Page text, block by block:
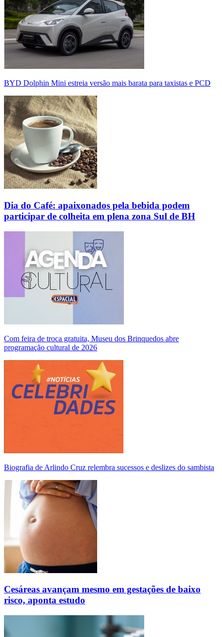
BYD Dolphin Mini estreia versão mais barata para taxistas e PCD
Dia do Café: apaixonados pela bebida podem
participar de colheita em plena zona Sul de BH
Com feira de troca gratuita, Museu dos Brinquedos abre
programação cultural de 2026
Biografia de Arlindo Cruz relembra sucessos e deslizes do sambista
Cesáreas avançam mesmo em gestações de baixo
risco, aponta estudo